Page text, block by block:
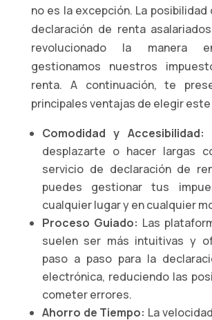
no es la excepción. La posibilidad
declaración de renta
revolucionado la manera
gestionamos nuestros
renta. A continuación, te
principales ventajas de elegir
Comodidad y Accesibilidad:
desplazarte o hacer largas
servicio de declaración de
puedes gestionar tus
cualquier lugar y en cualquier
Proceso Guiado: Las
suelen ser más intuitivas y
paso a paso para la
electrónica, reduciendo las
cometer errores.
Ahorro de Tiempo: La